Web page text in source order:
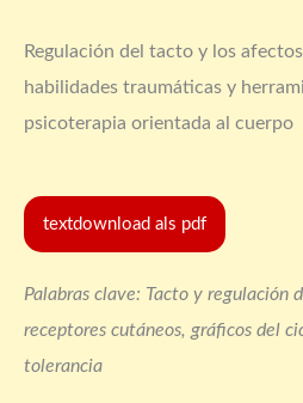
Regulación del tacto y los
habilidades traumáticas y
psicoterapia orientada al cuerpo
textdownload als pdf
Palabras clave: Tacto y regulación
receptores cutáneos, gráficos del
tolerancia